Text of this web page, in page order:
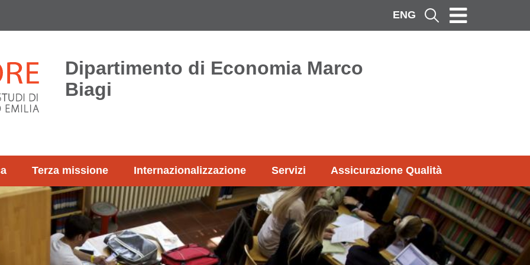
ENG Cerca
Dipartimento di Economia Marco
Biagi
Terza missione Internazionalizzazione Servizi
Assicurazione Qualità